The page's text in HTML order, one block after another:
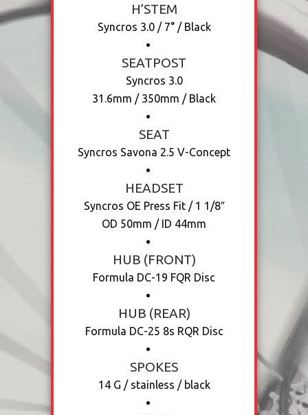
H’STEM
Syncros 3.0 / 7° / Black
SEATPOST
Syncros 3.0
31.6mm / 350mm / Black
SEAT
Syncros Savona 2.5 V-Concept
HEADSET
Syncros OE Press Fit / 1 1/8″
OD 50mm / ID 44mm
HUB (FRONT)
Formula DC-19 FQR Disc
HUB (REAR)
Formula DC-25 8s RQR Disc
SPOKES
14 G / stainless / black